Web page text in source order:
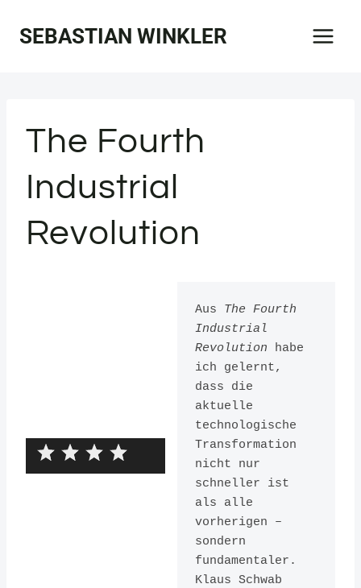
InhaltSEBASTIAN WINKLER
The Fourth
Industrial
Revolution
Aus The Fourth
Industrial
Revolution habe
ich gelernt,
dass die
aktuelle
technologische
Transformation
nicht nur
schneller ist
als alle
vorherigen –
sondern
fundamentaler.
Klaus Schwab